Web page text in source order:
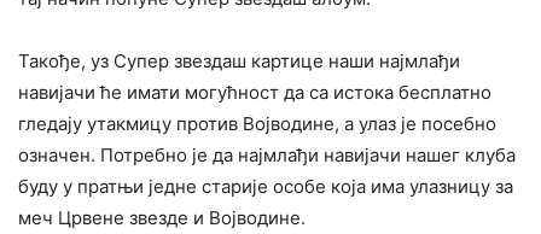
Такође, уз Супер звездаш картице наши најмлађи
навијачи ће имати могућност да са истока бесплатно
гледају утакмицу против Војводине, а улаз је посебно
означен. Потребно је да најмлађи навијачи нашег клуба
буду у пратњи једне старије особе која има улазницу за
меч Црвене звезде и Војводине.